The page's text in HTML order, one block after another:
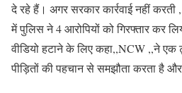
दे रहे हैं। अगर सरकार कार्रवाई नहीं
में पुलिस ने 4 आरोपियों को गिरफ्तार कर
वीडियो हटाने के लिए कहा,,NCW ,,ने एक
पीड़ितों की पहचान से समझौता करता है